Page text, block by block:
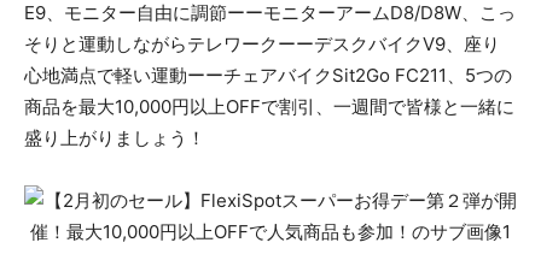
E9、モニター自由に調節ーーモニターアームD8/D8W、こっ
そりと運動しながらテレワークーーデスクバイクV9、座り
心地満点で軽い運動ーーチェアバイクSit2Go FC211、5つの
商品を最大10,000円以上OFFで割引、一週間で皆様と一緒に
盛り上がりましょう！